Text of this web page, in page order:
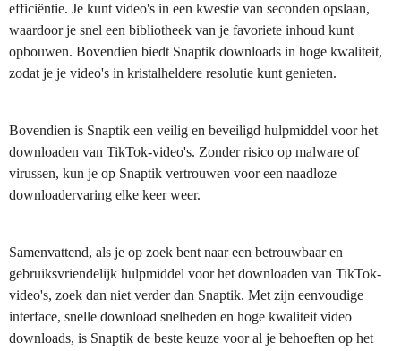
efficiëntie. Je kunt video's in een kwestie van seconden opslaan,
waardoor je snel een bibliotheek van je favoriete inhoud kunt
opbouwen. Bovendien biedt Snaptik downloads in hoge kwaliteit,
zodat je je video's in kristalheldere resolutie kunt genieten.
Bovendien is Snaptik een veilig en beveiligd hulpmiddel voor het
downloaden van TikTok-video's. Zonder risico op malware of
virussen, kun je op Snaptik vertrouwen voor een naadloze
downloadervaring elke keer weer.
Samenvattend, als je op zoek bent naar een betrouwbaar en
gebruiksvriendelijk hulpmiddel voor het downloaden van TikTok-
video's, zoek dan niet verder dan Snaptik. Met zijn eenvoudige
interface, snelle download snelheden en hoge kwaliteit video
downloads, is Snaptik de beste keuze voor al je behoeften op het